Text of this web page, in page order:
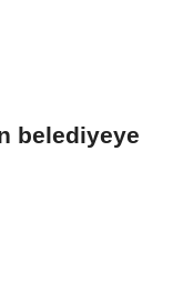
belediyeye